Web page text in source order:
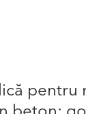
pentru